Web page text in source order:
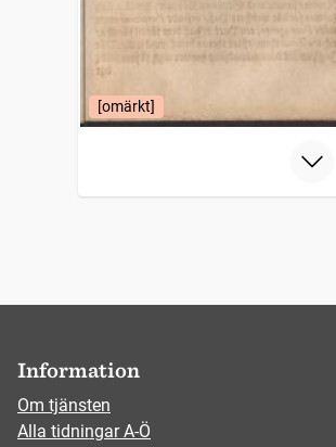
[omärkt]
Information
Om tjänsten
Alla tidningar A-Ö